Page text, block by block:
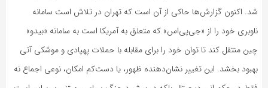
شد. اکنون گزارش‌ها حاکی از آن است که تهران در تلاش است سامانه
ناوبری خود را از «جی‌پی‌اس» که متعلق به آمریکا است به سامانه «بیدو»
چین منتقل کند تا توان خود را برای مقابله با حملات پهپادی و موشکی آتی
بهبود بخشد. این تغییر نشان‌دهنده ظهور، یا دست‌کم امکان، نوعی اجماع نه